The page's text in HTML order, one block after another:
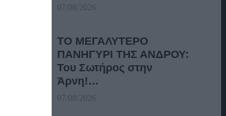
07/08/2026
ΤΟ ΜΕΓΑΛΥΤΕΡΟ
ΠΑΝΗΓΥΡΙ ΤΗΣ ΑΝΔΡΟΥ:
Του Σωτήρος στην
Άρνη!…
07/08/2026